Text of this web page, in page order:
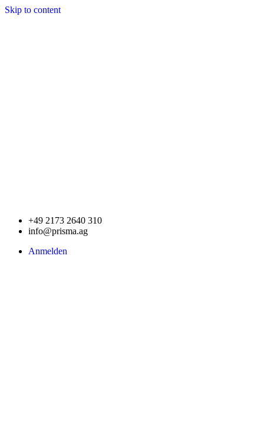
Skip to content
+49 2173 2640 310
info@prisma.ag
Anmelden